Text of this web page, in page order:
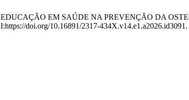
EM SAÚDE NA PREVENÇÃO DA
doi.org/10.16891/2317-434X.v14.e1.a2026.id3091.